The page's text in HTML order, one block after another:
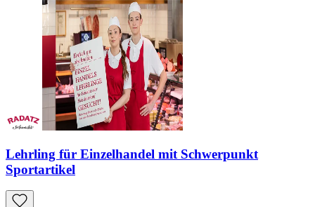
Lehrling für Einzelhandel mit Schwerpunkt
Sportartikel